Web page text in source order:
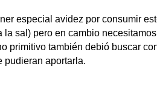
especial avidez por consumir
sal) pero en cambio
primitivo también debió buscar
pudieran aportarla.